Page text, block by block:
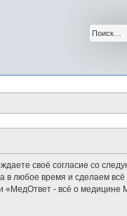
своё согласие со
в любое время и сделаем
«МедОтвет - всё о медицине